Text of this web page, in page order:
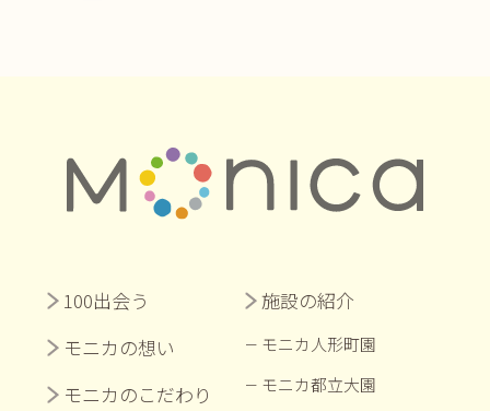
100出会う
モニカの想い
モニカのこだわり
施設の紹介
モニカ人形町園
モニカ都立大園